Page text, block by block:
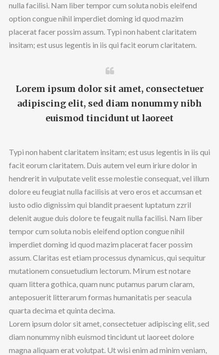
nulla facilisi. Nam liber tempor cum soluta nobis eleifend
option congue nihil imperdiet doming id quod mazim
placerat facer possim assum. Typi non habent claritatem
insitam; est usus legentis in iis qui facit eorum claritatem.
Lorem ipsum dolor sit amet, consectetuer
adipiscing elit, sed diam nonummy nibh
euismod tincidunt ut laoreet
Typi non habent claritatem insitam; est usus legentis in iis qui
facit eorum claritatem. Duis autem vel eum iriure dolor in
hendrerit in vulputate velit esse molestie consequat, vel illum
dolore eu feugiat nulla facilisis at vero eros et accumsan et
iusto odio dignissim qui blandit praesent luptatum zzril
delenit augue duis dolore te feugait nulla facilisi. Nam liber
tempor cum soluta nobis eleifend option congue nihil
imperdiet doming id quod mazim placerat facer possim
assum. Claritas est etiam processus dynamicus, qui sequitur
mutationem consuetudium lectorum. Mirum est notare
quam littera gothica, quam nunc putamus parum claram,
anteposuerit litterarum formas humanitatis per seacula
quarta decima et quinta decima.
Lorem ipsum dolor sit amet, consectetuer adipiscing elit, sed
diam nonummy nibh euismod tincidunt ut laoreet dolore
magna aliquam erat volutpat. Ut wisi enim ad minim veniam,